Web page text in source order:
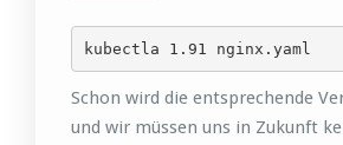
kubectla 1.91 nginx.yaml
Schon wird die entsprechende
und wir müssen uns in Zukunft